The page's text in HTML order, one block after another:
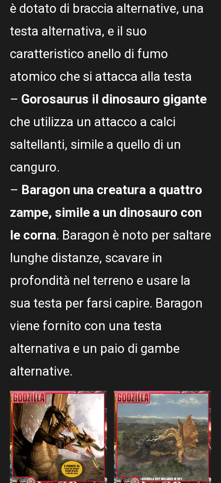
è dotato di braccia alternative, una
testa alternativa, e il suo
caratteristico anello di fumo
atomico che si attacca alla testa
– Gorosaurus il dinosauro gigante
che utilizza un attacco a calci
saltellanti, simile a quello di un
canguro.
– Baragon una creatura a quattro
zampe, simile a un dinosauro con
le corna. Baragon è noto per saltare
lunghe distanze, scavare in
profondità nel terreno e usare la
sua testa per farsi capire. Baragon
viene fornito con una testa
alternativa e un paio di gambe
alternative.